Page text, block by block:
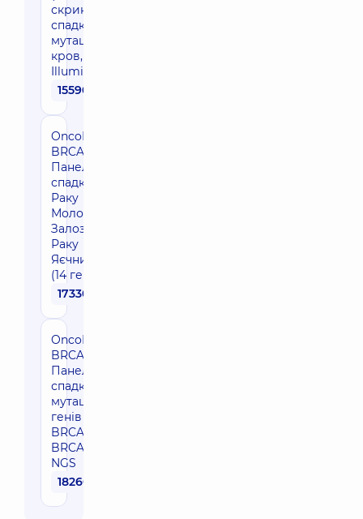
скриніг
спадкових
мутацій,
кров,
Illumina)
15590 грн
OncoRisk
BRCA Plus -
Панель
спадкового
Раку
Молочної
Залози та
Раку
Яєчників
(14 генів)
17330 грн
OncoRisk
BRCA1/2 -
Панель
спадкових
мутацій
генів
BRCA1 та
BRCA2,
NGS
18260 грн